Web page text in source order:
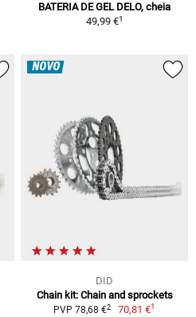
BATERIA DE GEL DELO, cheia
49,99 €1
NOVO
DID
Chain kit: Chain and sprockets
PVP 78,68 €2 70,81 €1